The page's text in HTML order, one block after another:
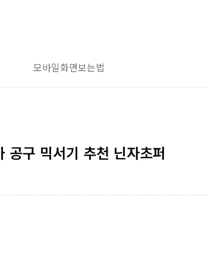
모바일화면보는법
공구 믹서기 추천 닌자초퍼